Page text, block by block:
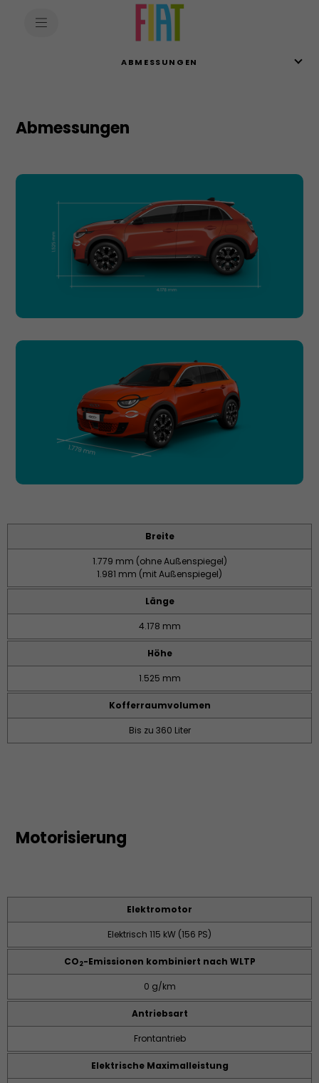
ABMESSUNGEN
Abmessungen
Breite
1.779 mm (ohne Außenspiegel)
1.981 mm (mit Außenspiegel)
Länge
4.178 mm
Höhe
1.525 mm
Kofferraumvolumen
Bis zu 360 Liter
Motorisierung
Elektromotor
Elektrisch 115 kW (156 PS)​
CO2-Emissionen kombiniert nach WLTP
0 g/km
Antriebsart
Frontantrieb
Elektrische Maximalleistung